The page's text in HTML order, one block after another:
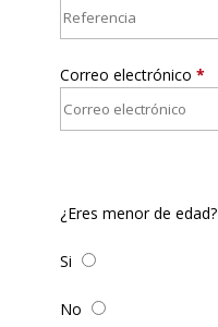
Correo electrónico*
¿Eres menor de edad?
Si
No